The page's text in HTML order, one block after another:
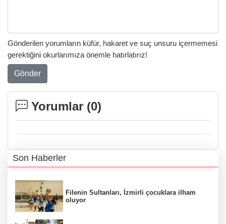
Gönderilen yorumların küfür, hakaret ve suç unsuru içermemesi
gerektiğini okurlarımıza önemle hatırlatırız!
Gönder
Yorumlar (0)
Son Haberler
Filenin Sultanları, İzmirli çocuklara ilham
oluyor